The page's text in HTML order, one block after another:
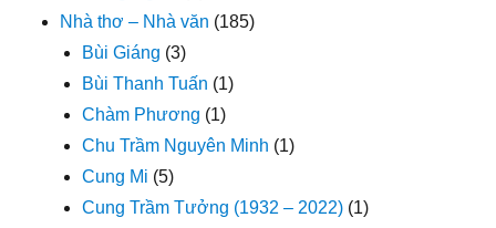
Nhà thơ – Nhà văn (185)
Bùi Giáng (3)
Bùi Thanh Tuấn (1)
Chàm Phương (1)
Chu Trầm Nguyên Minh (1)
Cung Mi (5)
Cung Trầm Tưởng (1932 – 2022) (1)